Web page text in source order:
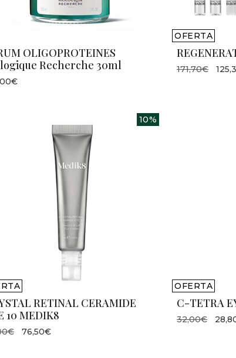
OLIGOPROTEINES
Recherche 30ml
OFERTA
171,70€
10%
RETINAL CERAMIDE
10 MEDIK8
76,50€
OFERTA
C-TETRA
32,00€